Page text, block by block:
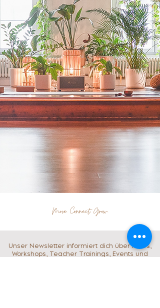
Move. Connect. Grow.
Unser Newsletter informiert dich über News,
Workshops, Teacher Trainings, Events und